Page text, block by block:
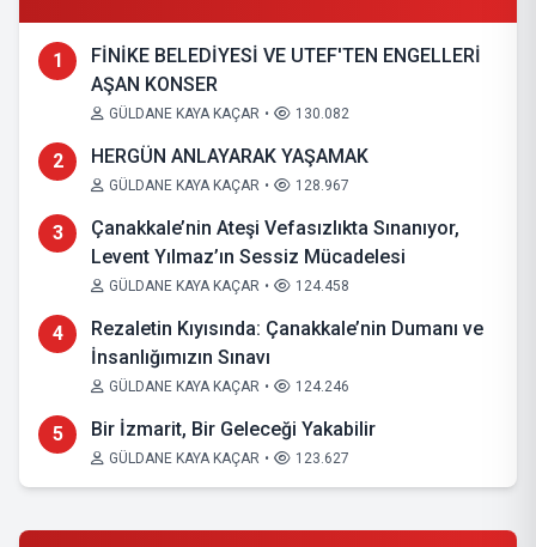
1
FİNİKE BELEDİYESİ VE UTEF'TEN ENGELLERİ
AŞAN KONSER
GÜLDANE KAYA KAÇAR • 130.082
2 HERGÜN ANLAYARAK YAŞAMAK
GÜLDANE KAYA KAÇAR • 128.967
3
Çanakkale’nin Ateşi Vefasızlıkta Sınanıyor,
Levent Yılmaz’ın Sessiz Mücadelesi
GÜLDANE KAYA KAÇAR • 124.458
4
Rezaletin Kıyısında: Çanakkale’nin Dumanı ve
İnsanlığımızın Sınavı
GÜLDANE KAYA KAÇAR • 124.246
5 Bir İzmarit, Bir Geleceği Yakabilir
GÜLDANE KAYA KAÇAR • 123.627